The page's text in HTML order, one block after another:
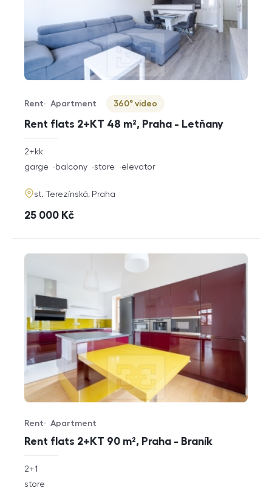
Rent flats 2+KT 48 m², Praha - Letňany
Offer type
Rent
Property type
Apartment
Virtuální prohlídka
360° video
rozměry
2+kk
funkce
garge balcony store elevator
adresa
st. Terezínská, Praha
cena
25 000 Kč
Rent flats 2+KT 90 m², Praha - Braník
Offer type
Rent
Property type
Apartment
rozměry
2+1
funkce
store